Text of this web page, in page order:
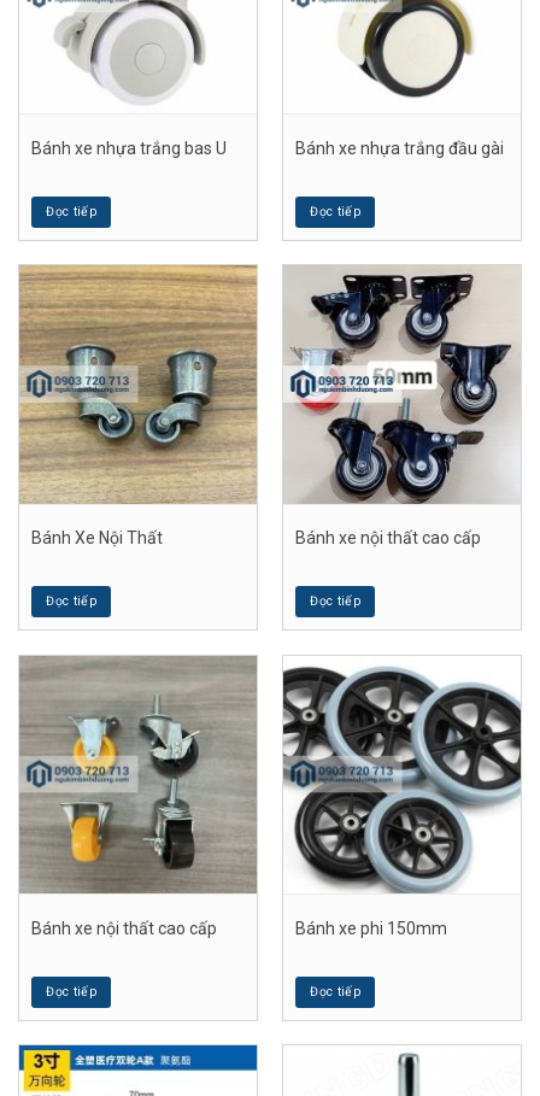
Bánh xe nhựa trắng bas U
Đọc tiếp
Bánh xe nhựa trắng đầu gài
Đọc tiếp
Bánh Xe Nội Thất
Đọc tiếp
Bánh xe nội thất cao cấp
Đọc tiếp
Bánh xe nội thất cao cấp
Đọc tiếp
Bánh xe phi 150mm
Đọc tiếp